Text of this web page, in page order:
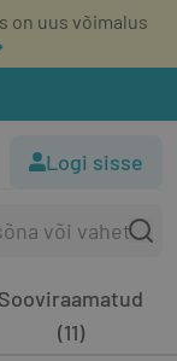
on uus võimalus
Logi sisse
Sooviraamatud
(11)